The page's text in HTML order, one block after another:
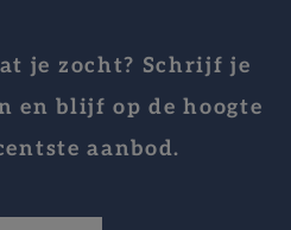
je zocht? Schrijf je
en blijf op de hoogte
aanbod.